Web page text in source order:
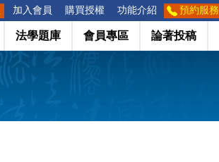
加入會員 購買授權 功能介紹 預約服務
法學題庫 會員專區 論著投稿